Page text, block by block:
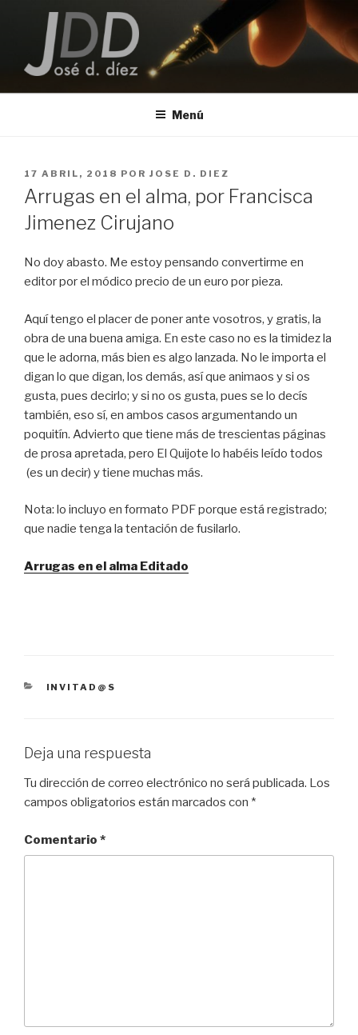
contenido
JOSE D. DIEZ
Menú
PUBLICADO
EL
17 ABRIL, 2018 POR JOSE D. DIEZ
Arrugas en el alma, por Francisca
Jimenez Cirujano
No doy abasto. Me estoy pensando convertirme en
editor por el módico precio de un euro por pieza.
Aquí tengo el placer de poner ante vosotros, y gratis, la
obra de una buena amiga. En este caso no es la timidez la
que le adorna, más bien es algo lanzada. No le importa el
digan lo que digan, los demás, así que animaos y si os
gusta, pues decirlo; y si no os gusta, pues se lo decís
también, eso sí, en ambos casos argumentando un
poquitín. Advierto que tiene más de trescientas páginas
de prosa apretada, pero El Quijote lo habéis leído todos
(es un decir) y tiene muchas más.
Nota: lo incluyo en formato PDF porque está registrado;
que nadie tenga la tentación de fusilarlo.
Arrugas en el alma Editado
CATEGORÍAS
INVITAD@S
Deja una respuesta
Tu dirección de correo electrónico no será publicada. Los
campos obligatorios están marcados con *
Comentario *